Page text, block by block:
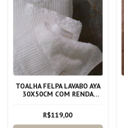
TOALHA FELPA LAVABO AYA
30X50CM COM RENDA
R$119,00